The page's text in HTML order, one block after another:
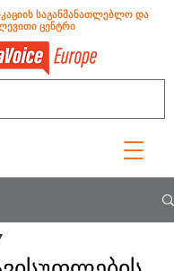
საგანმანათლებლო და
ცენტრი